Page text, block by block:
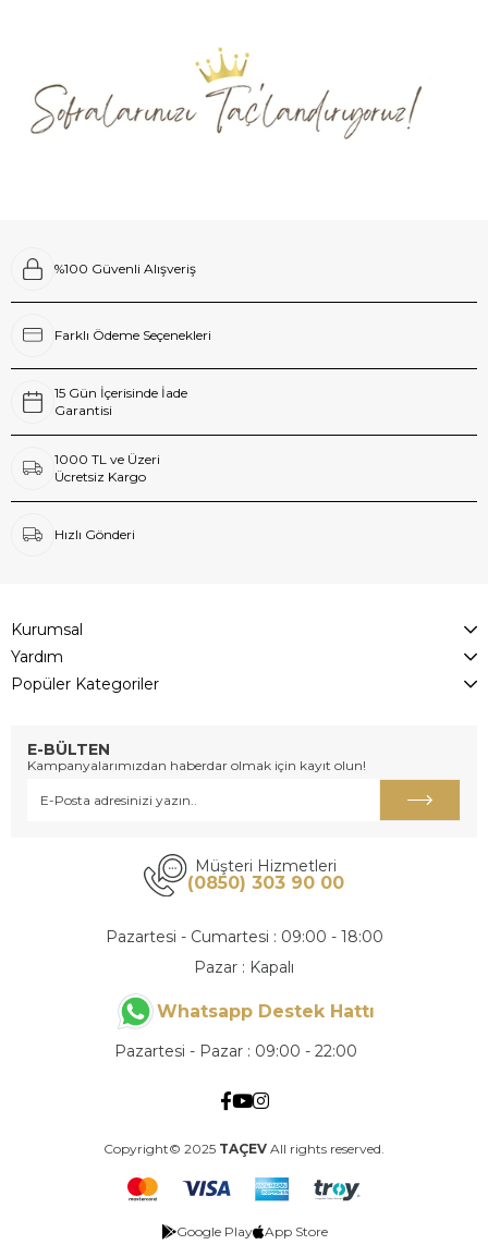
%100 Güvenli Alışveriş
Farklı Ödeme Seçenekleri
15 Gün İçerisinde İade
Garantisi
1000 TL ve Üzeri
Ücretsiz Kargo
Hızlı Gönderi
Kurumsal
Yardım
Popüler Kategoriler
E-BÜLTEN
Kampanyalarımızdan haberdar olmak için kayıt olun!
Müşteri Hizmetleri
(0850) 303 90 00
Pazartesi - Cumartesi : 09:00 - 18:00
Pazar : Kapalı
Whatsapp Destek Hattı
Pazartesi - Pazar : 09:00 - 22:00
Copyright© 2025 TAÇEV All rights reserved.
Google Play App Store